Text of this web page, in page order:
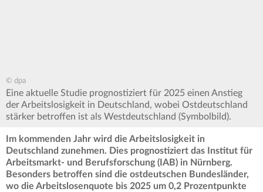
© dpa
Eine aktuelle Studie prognostiziert für 2025 einen Anstieg
der Arbeitslosigkeit in Deutschland, wobei Ostdeutschland
stärker betroffen ist als Westdeutschland (Symbolbild).
Im kommenden Jahr wird die Arbeitslosigkeit in
Deutschland zunehmen. Dies prognostiziert das Institut für
Arbeitsmarkt- und Berufsforschung (IAB) in Nürnberg.
Besonders betroffen sind die ostdeutschen Bundesländer,
wo die Arbeitslosenquote bis 2025 um 0,2 Prozentpunkte